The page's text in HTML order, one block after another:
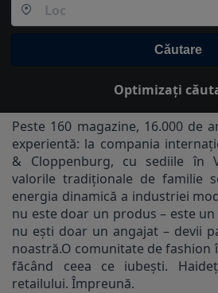
Căutare
Optimizați
Peste 160 magazine, 16.000 de
experientă: la compania
& Cloppenburg, cu sediile în
valorile tradiționale de familie
energia dinamică a industriei
nu este doar un produs – este
nu ești doar un angajat – devii
noastră.O comunitate de fashion
făcând ceea ce iubești.
retailului. Împreună.